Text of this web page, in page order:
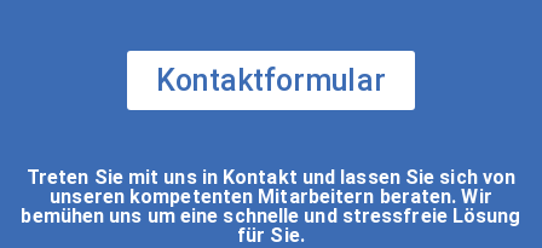
Kontaktformular
Treten Sie mit uns in Kontakt und lassen Sie sich von
unseren kompetenten Mitarbeitern beraten. Wir
bemühen uns um eine schnelle und stressfreie Lösung
für Sie.